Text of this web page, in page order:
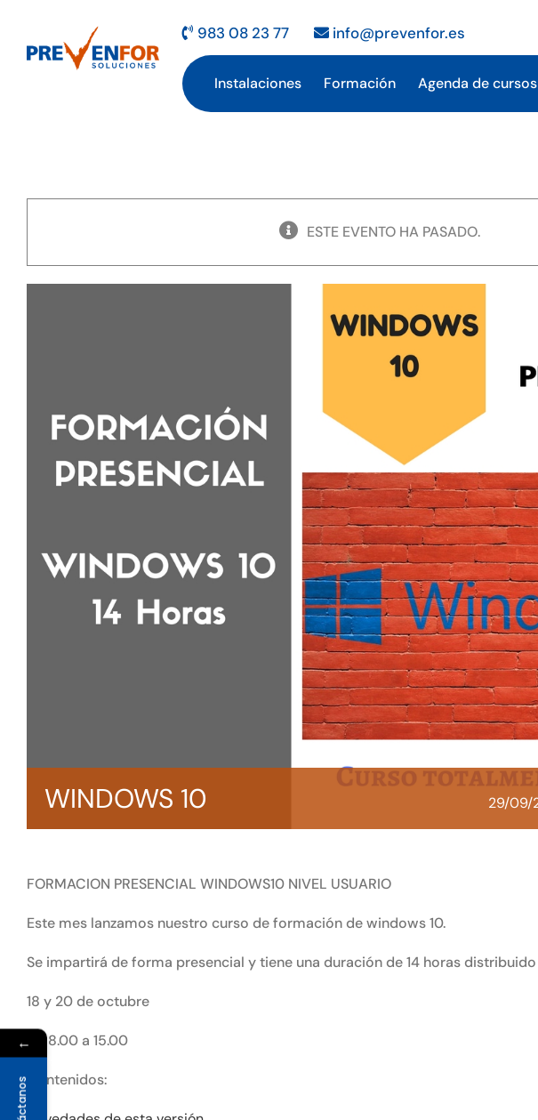
contenido
983 08 23 77 info@prevenfor.es
Instalaciones Formación Agenda de cursos
ESTE EVENTO HA PASADO.
WINDOWS 10 29/09/
FORMACION PRESENCIAL WINDOWS10 NIVEL USUARIO
Este mes lanzamos nuestro curso de formación de windows 10.
Se impartirá de forma presencial y tiene una duración de 14 horas
18 y 20 de octubre
De 8.00 a 15.00
Contenidos:
←